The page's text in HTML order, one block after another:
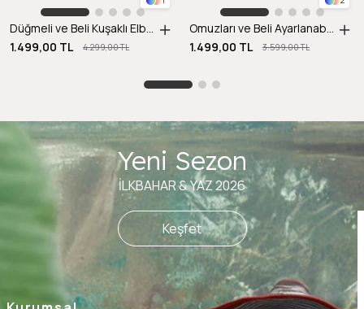
Düğmeli ve Beli Kuşaklı Elbise-Y.YEŞİLİ
1.499,00 TL
4.299,00 TL
Omuzları ve Beli Ayarlanabilir İp Detaylı Keten Elbise-MAVİ
1.499,00 TL
3.599,00 TL
Yeni Sezon
İLKBAHAR & YAZ 2026
Keşfet